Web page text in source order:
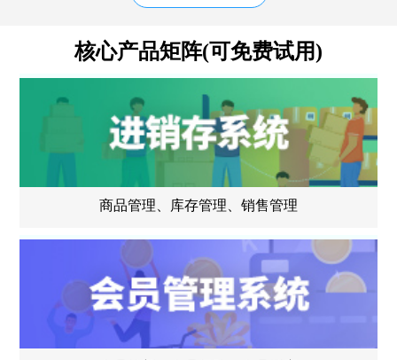
核心产品矩阵(可免费试用)
商品管理、库存管理、销售管理